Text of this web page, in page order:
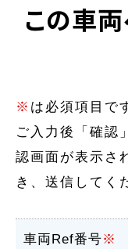
この車
※ は必須項目で
ご入力後「確認
認画面が表示さ
き、送信してく
車両Ref番号※